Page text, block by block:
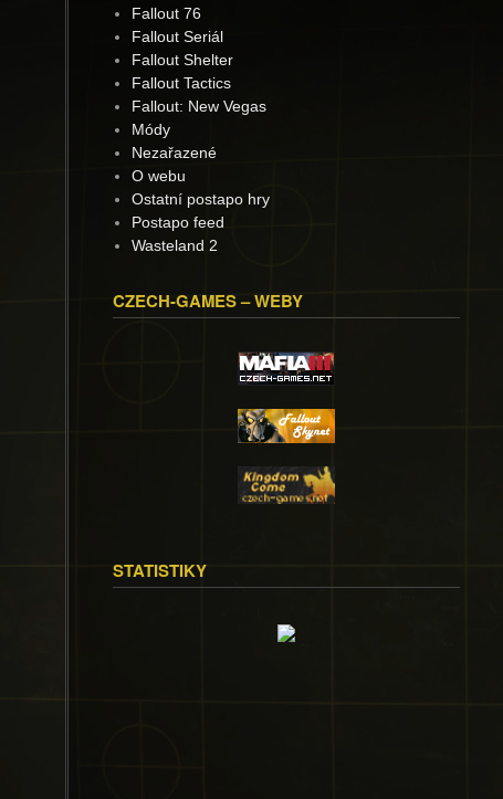
Fallout 76
Fallout Seriál
Fallout Shelter
Fallout Tactics
Fallout: New Vegas
Módy
Nezařazené
O webu
Ostatní postapo hry
Postapo feed
Wasteland 2
CZECH-GAMES – WEBY
STATISTIKY